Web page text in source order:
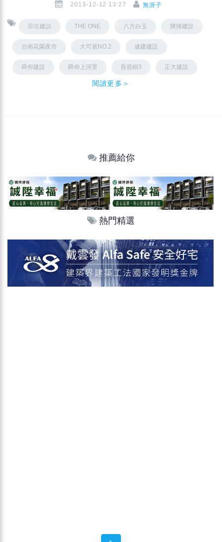
2013-12-12 13:27 無涯子
宗弦建設 THE ONE 八方白玉 寶揮建設
台南花園夜市 大可居NO.2 連建建設
舜仰建設 舜仰上河景 吾居樹3 正大建設
閱讀更多＞
推薦給你
熱門精選